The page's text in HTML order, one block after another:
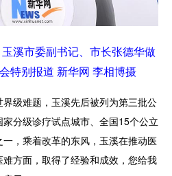
溪市委副书记、市长张德华做
特别报道 新华网 李相博摄
级难题，玉溪先后被列为第三批公
分级诊疗试点城市、全国15个公立
，乘着改革的东风，玉溪在推动医
方面，取得了经验和成效，您给我